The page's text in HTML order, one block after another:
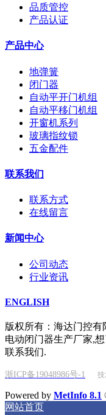
品质管控
产品认证
产品中心
地弹簧
闭门器
自动平开门机组
自动平移门机组
开窗机系列
玻璃指纹锁
五金配件
联系我们
联系方式
在线留言
新闻中心
公司动态
行业资讯
ENGLISH
版权所有：海达门控有
电动闭门器生产厂家,
联系我们.
浙ICP备19048986号-1 技
Powered by MetInfo 8.1
网站首页